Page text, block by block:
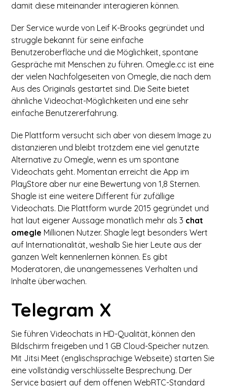
damit diese miteinander interagieren können.
Der Service wurde von Leif K-Brooks gegründet und
struggle bekannt für seine einfache
Benutzeroberfläche und die Möglichkeit, spontane
Gespräche mit Menschen zu führen. Omegle.cc ist eine
der vielen Nachfolgeseiten von Omegle, die nach dem
Aus des Originals gestartet sind. Die Seite bietet
ähnliche Videochat-Möglichkeiten und eine sehr
einfache Benutzererfahrung.
Die Plattform versucht sich aber von diesem Image zu
distanzieren und bleibt trotzdem eine viel genutzte
Alternative zu Omegle, wenn es um spontane
Videochats geht. Momentan erreicht die App im
PlayStore aber nur eine Bewertung von 1,8 Sternen.
Shagle ist eine weitere Different für zufällige
Videochats. Die Plattform wurde 2015 gegründet und
hat laut eigener Aussage monatlich mehr als 3 chat
omegle Millionen Nutzer. Shagle legt besonders Wert
auf Internationalität, weshalb Sie hier Leute aus der
ganzen Welt kennenlernen können. Es gibt
Moderatoren, die unangemessenes Verhalten und
Inhalte überwachen.
Telegram X
Sie führen Videochats in HD-Qualität, können den
Bildschirm freigeben und 1 GB Cloud-Speicher nutzen.
Mit Jitsi Meet (englischsprachige Webseite) starten Sie
eine vollständig verschlüsselte Besprechung. Der
Service basiert auf dem offenen WebRTC-Standard